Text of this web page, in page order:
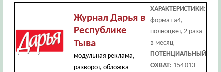
Журнал Дарья в
Республике
Тыва
модульная реклама,
разворот, обложка
ХАРАКТЕРИСТИКИ:
формат а4,
полноцвет, 2 раза
в месяц
ПОТЕНЦИАЛЬНЫЙ
ОХВАТ: 154 013